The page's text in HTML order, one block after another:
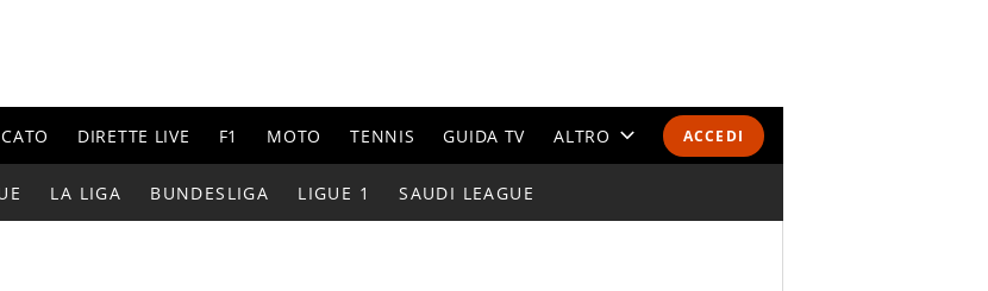
ACCEDI
DIRETTE LIVE F1 MOTO TENNIS GUIDA TV ALTRO
LA LIGA BUNDESLIGA LIGUE 1 SAUDI LEAGUE